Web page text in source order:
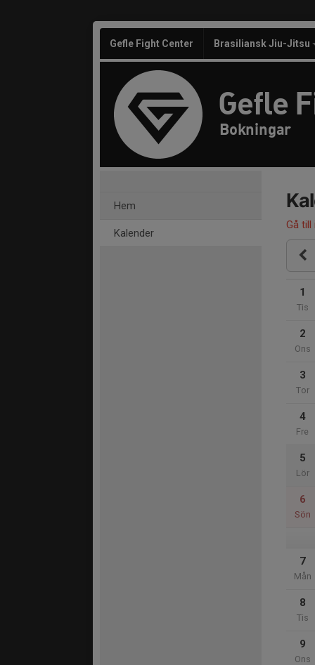
Gefle Fight Center Brasiliansk Jiu-Jitsu
Gefle
Bokningar
Hem
Kalender
Gå till
1
Tis
2
Ons
3
Tor
4
Fre
5
Lör
6
Sön
7
Mån
8
Tis
9
Ons